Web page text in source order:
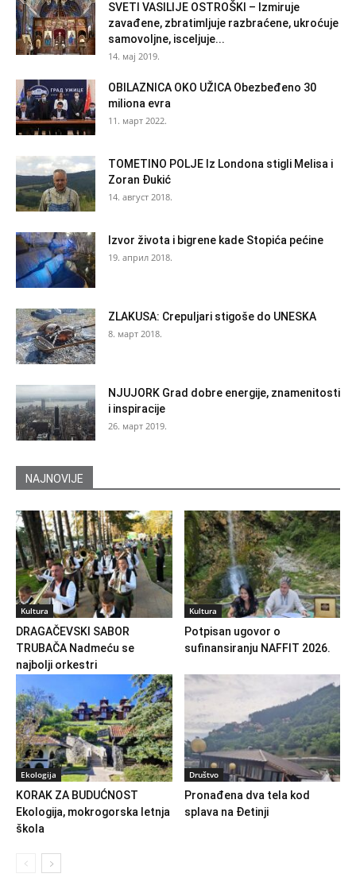
SVETI VASILIJE OSTROŠKI – Izmiruje
zavađene, zbratimljuje razbraćene, ukroćuje
samovoljne, isceljuje...
14. мај 2019.
OBILAZNICA OKO UŽICA Obezbeđeno 30
miliona evra
11. март 2022.
TOMETINO POLJE Iz Londona stigli Melisa i
Zoran Đukić
14. август 2018.
Izvor života i bigrene kade Stopića pećine
19. април 2018.
ZLAKUSA: Crepuljari stigoše do UNESKA
8. март 2018.
NJUJORK Grad dobre energije, znamenitosti
i inspiracije
26. март 2019.
NAJNOVIJE
Kultura
DRAGAČEVSKI SABOR
TRUBAČA Nadmeću se
najbolji orkestri
Kultura
Potpisan ugovor o
sufinansiranju NAFFIT 2026.
Ekologija
KORAK ZA BUDUĆNOST
Ekologija, mokrogorska letnja
škola
Društvo
Pronađena dva tela kod
splava na Đetinji